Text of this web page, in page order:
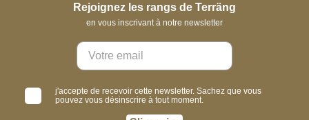
Rejoignez les rangs de Terräng
en vous inscrivant à notre newsletter
j'accepte de recevoir cette newsletter. Sachez que vous
pouvez vous désinscrire à tout moment.